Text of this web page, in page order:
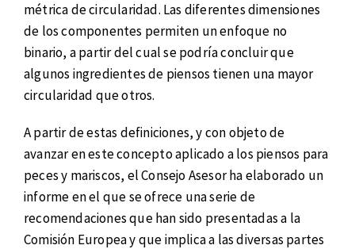
métrica de circularidad. Las diferentes dimensiones
de los componentes permiten un enfoque no
binario, a partir del cual se podría concluir que
algunos ingredientes de piensos tienen una mayor
circularidad que otros.
A partir de estas definiciones, y con objeto de
avanzar en este concepto aplicado a los piensos para
peces y mariscos, el Consejo Asesor ha elaborado un
informe en el que se ofrece una serie de
recomendaciones que han sido presentadas a la
Comisión Europea y que implica a las diversas partes